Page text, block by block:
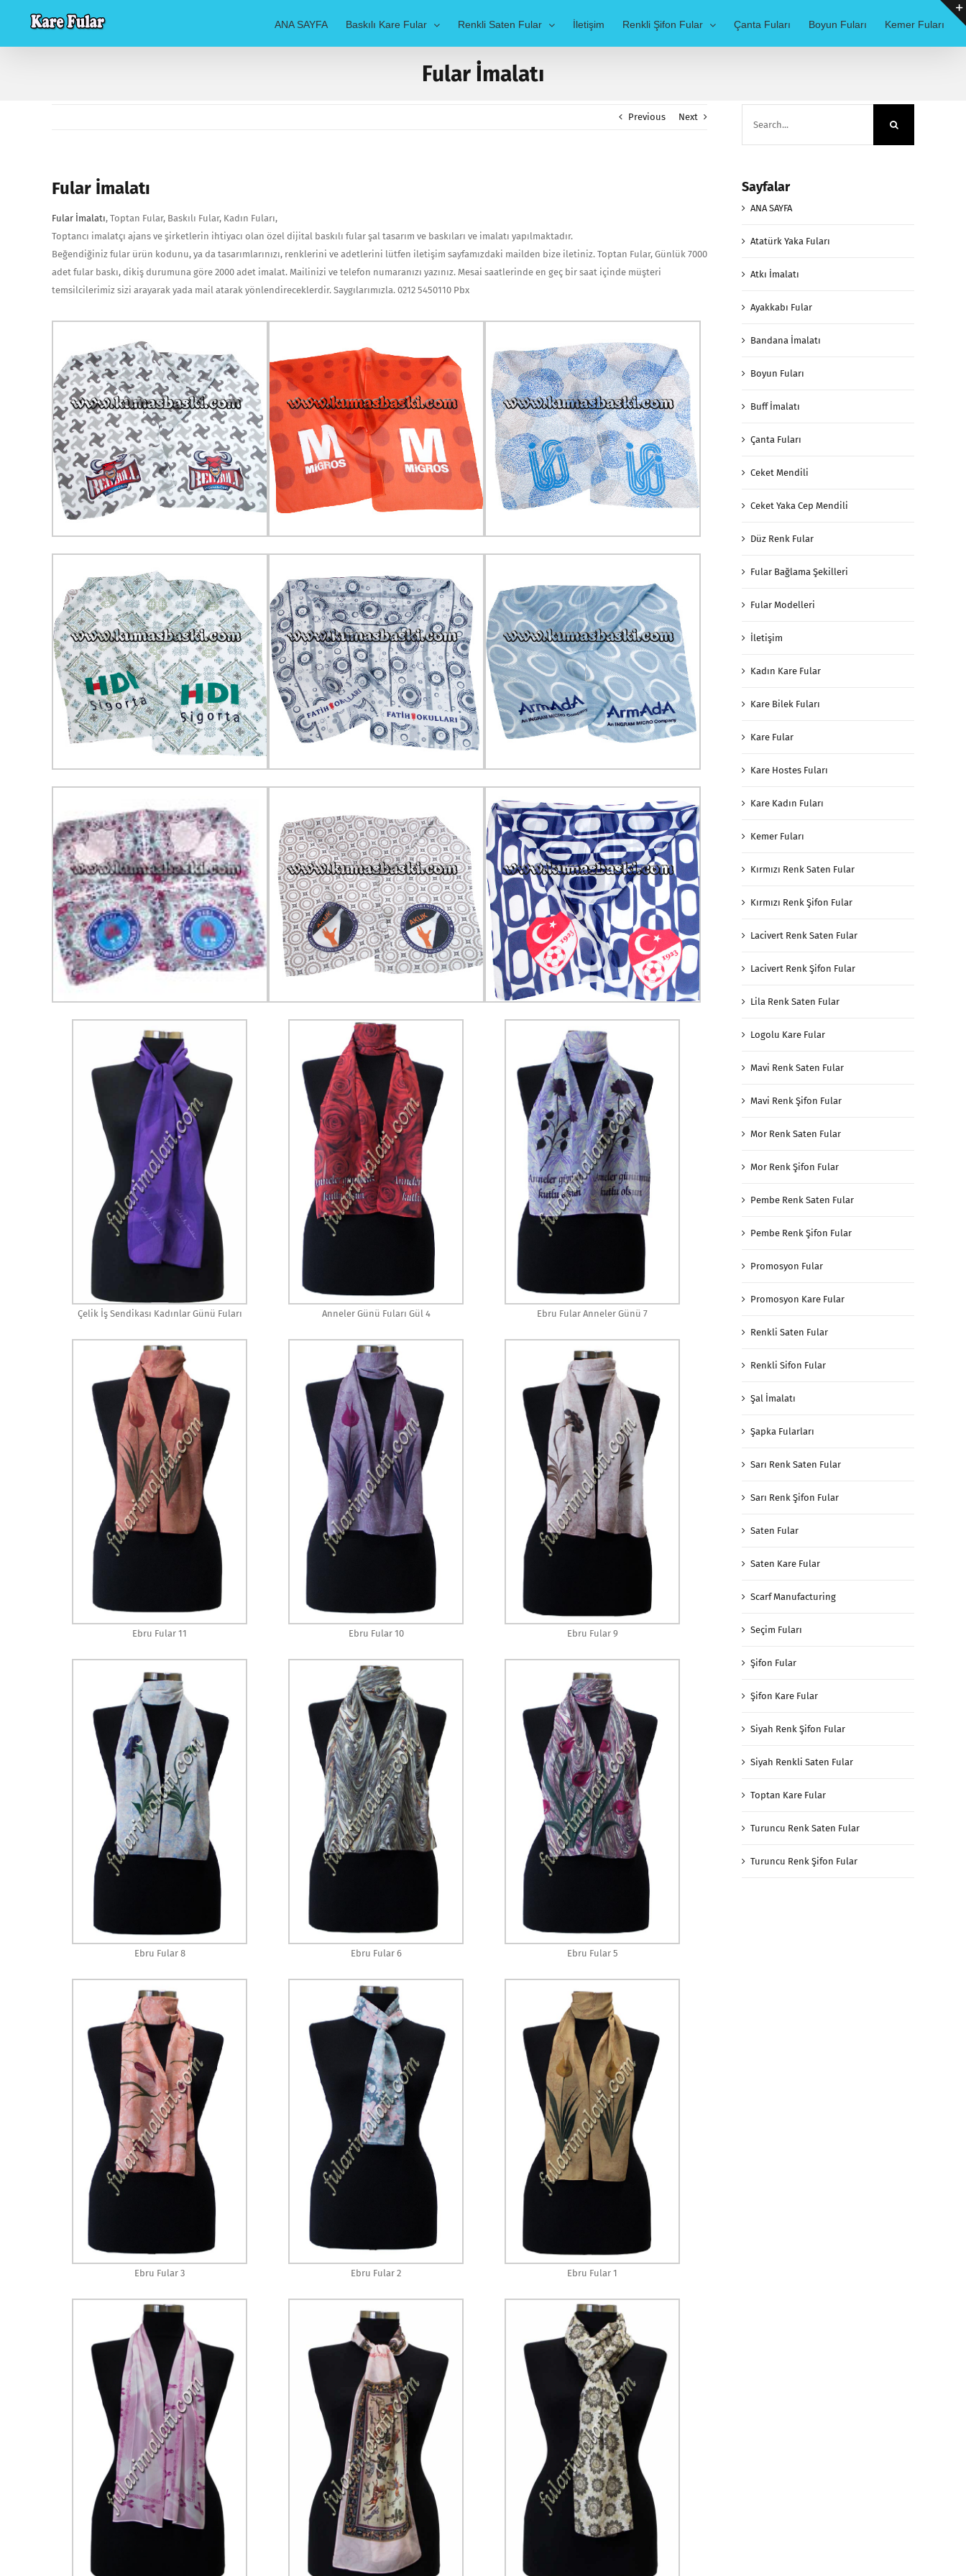
content
ANA SAYFA Baskılı Kare Fular Renkli Saten Fular İletişim Renkli Şifon Fular Çanta Fuları Boyun Fuları Kemer Fuları
Fular İmalatı
Previous Next
Fular İmalatı
Fular İmalatı, Toptan Fular, Baskılı Fular, Kadın Fuları,
Toptancı imalatçı ajans ve şirketlerin ihtiyacı olan özel dijital baskılı fular şal tasarım ve baskıları ve imalatı yapılmaktadır.
Beğendiğiniz fular ürün kodunu, ya da tasarımlarınızı, renklerini ve adetlerini lütfen iletişim sayfamızdaki mailden bize iletiniz. Toptan Fular, Günlük 7000
adet fular baskı, dikiş durumuna göre 2000 adet imalat. Mailinizi ve telefon numaranızı yazınız. Mesai saatlerinde en geç bir saat içinde müşteri
temsilcilerimiz sizi arayarak yada mail atarak yönlendireceklerdir. Saygılarımızla. 0212 5450110 Pbx
Çelik İş Sendikası Kadınlar Günü Fuları Anneler Günü Fuları Gül 4 Ebru Fular Anneler Günü 7
Ebru Fular 11 Ebru Fular 10 Ebru Fular 9
Ebru Fular 8 Ebru Fular 6 Ebru Fular 5
Ebru Fular 3 Ebru Fular 2 Ebru Fular 1
for:
Sayfalar
ANA SAYFA
Atatürk Yaka Fuları
Atkı İmalatı
Ayakkabı Fular
Bandana İmalatı
Boyun Fuları
Buff İmalatı
Çanta Fuları
Ceket Mendili
Ceket Yaka Cep Mendili
Düz Renk Fular
Fular Bağlama Şekilleri
Fular Modelleri
İletişim
Kadın Kare Fular
Kare Bilek Fuları
Kare Fular
Kare Hostes Fuları
Kare Kadın Fuları
Kemer Fuları
Kırmızı Renk Saten Fular
Kırmızı Renk Şifon Fular
Lacivert Renk Saten Fular
Lacivert Renk Şifon Fular
Lila Renk Saten Fular
Logolu Kare Fular
Mavi Renk Saten Fular
Mavi Renk Şifon Fular
Mor Renk Saten Fular
Mor Renk Şifon Fular
Pembe Renk Saten Fular
Pembe Renk Şifon Fular
Promosyon Fular
Promosyon Kare Fular
Renkli Saten Fular
Renkli Sifon Fular
Şal İmalatı
Şapka Fularları
Sarı Renk Saten Fular
Sarı Renk Şifon Fular
Saten Fular
Saten Kare Fular
Scarf Manufacturing
Seçim Fuları
Şifon Fular
Şifon Kare Fular
Siyah Renk Şifon Fular
Siyah Renkli Saten Fular
Toptan Kare Fular
Turuncu Renk Saten Fular
Turuncu Renk Şifon Fular